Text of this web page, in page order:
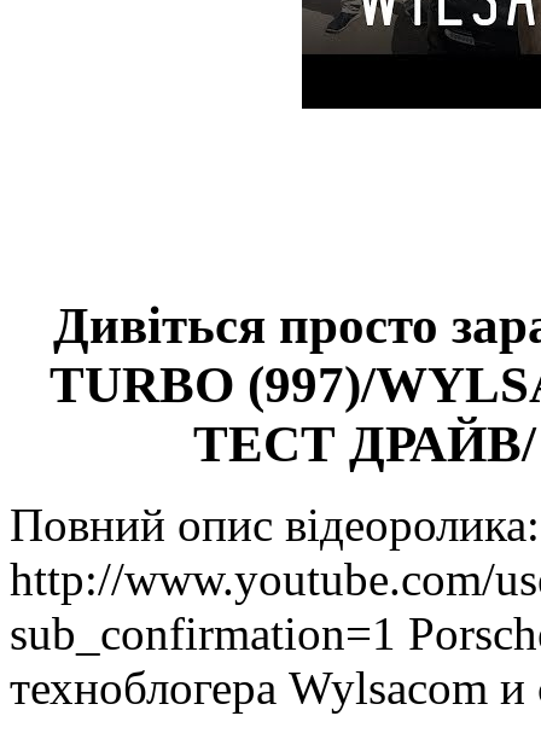
Дивіться просто
TURBO (997)/
ТЕСТ
Повний опис
http://www.youtube.com/
sub_confirmation=1
техноблогера Wylsacom